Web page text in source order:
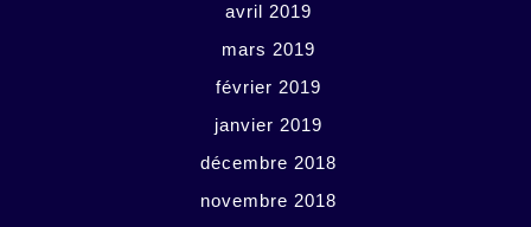
avril 2019
mars 2019
février 2019
janvier 2019
décembre 2018
novembre 2018